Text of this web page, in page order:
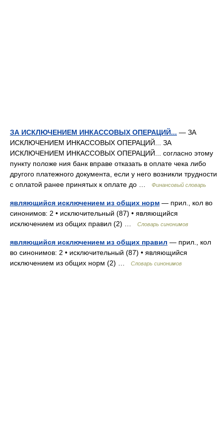
ЗА ИСКЛЮЧЕНИЕМ ИНКАССОВЫХ ОПЕРАЦИЙ... — ЗА
ИСКЛЮЧЕНИЕМ ИНКАССОВЫХ ОПЕРАЦИЙ... ЗА
ИСКЛЮЧЕНИЕМ ИНКАССОВЫХ ОПЕРАЦИЙ... согласно этому
пункту положе ния банк вправе отказать в оплате чека либо
другого платежного документа, если у него возникли трудности
с оплатой ранее принятых к оплате до …
Финансовый словарь
являющийся исключением из общих норм — прил., кол во
синонимов: 2 • исключительный (87) • являющийся
исключением из общих правил (2) …
Словарь синонимов
являющийся исключением из общих правил — прил., кол
во синонимов: 2 • исключительный (87) • являющийся
исключением из общих норм (2) …
Словарь синонимов